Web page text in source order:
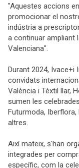
"Aquestes accions
promocionar el
indústria a
a continuar ampliant
Valenciana".
Durant 2024,
convidats
València i Tèxtil llar,
sumen les
Futurmoda, Iberflora,
altres.
Així mateix, s'han
integrades per
específic, com la